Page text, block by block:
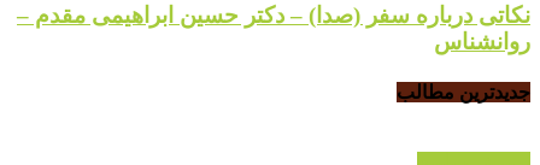
نکاتی درباره سفر (صدا) – دکتر حسین ابراهیمی مقدم –
روانشناس
جدیدترین مطالب